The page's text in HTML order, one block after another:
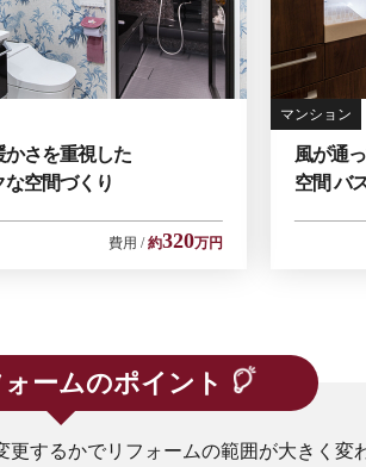
かさを重視した
空間づくり
費用 約320万円
マンション
風が通
空間 バ
ームのポイント
するかでリフォームの範囲が大きく変